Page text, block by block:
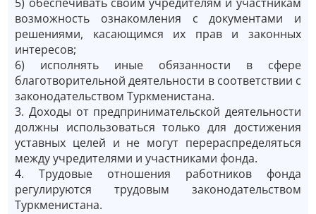
возможность ознакомления с документами и
решениями, касающимся их прав и законных
интересов;
6) исполнять иные обязанности в сфере
благотворительной деятельности в соответствии с
законодательством Туркменистана.
3. Доходы от предпринимательской деятельности
должны использоваться только для достижения
уставных целей и не могут перераспределяться
между учредителями и участниками фонда.
4. Трудовые отношения работников фонда
регулируются трудовым законодательством
Туркменистана.